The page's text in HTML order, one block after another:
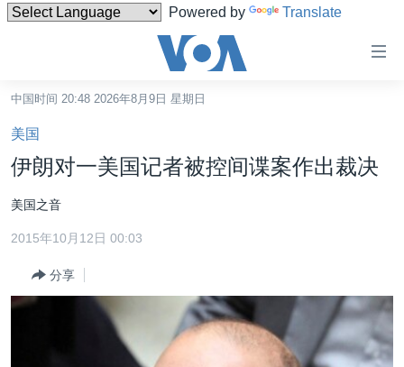
Powered by Translate
碍
链
接
转
内
转
中国
台湾
港澳
国际
最新国际新闻
分类新闻
中国时间 20:48 2026年8月9日 星期日
美国
伊朗对一美国记者被控间谍案作出裁决
美国之音
2015年10月12日 00:03
分享